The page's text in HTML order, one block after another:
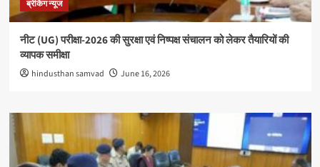
ब्रेकिंग न्यूज
नीट (UG) परीक्षा-2026 की सुरक्षा एवं निष्पक्ष संचालन को लेकर तैयारियों की
व्यापक समीक्षा
hindusthan samvad June 16, 2026